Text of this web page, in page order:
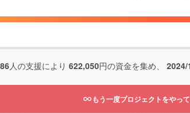
86人の支援により 622,050円の資金を集め、 2024/
もう一度プロジェクトをやっ